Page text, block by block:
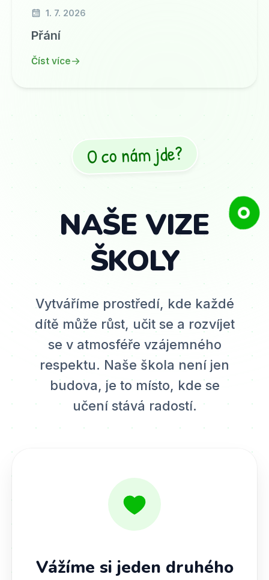
1. 7. 2026
Přání
Číst více
O co nám jde?
NAŠE VIZE
ŠKOLY
Vytváříme prostředí, kde každé
dítě může růst, učit se a rozvíjet
se v atmosféře vzájemného
respektu. Naše škola není jen
budova, je to místo, kde se
učení stává radostí.
Vážíme si jeden druhého